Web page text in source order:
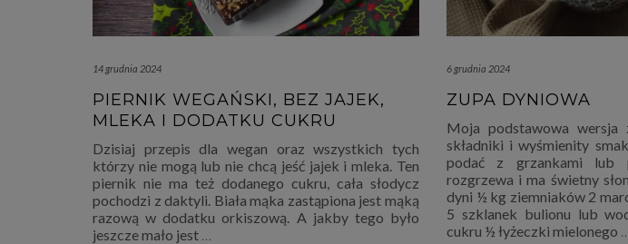
14 grudnia 2024
PIERNIK WEGAŃSKI, BEZ JAJEK,
MLEKA I DODATKU CUKRU
Dzisiaj przepis dla wegan oraz wszystkich tych
którzy nie mogą lub nie chcą jeść jajek i mleka. Ten
piernik nie ma też dodanego cukru, cała słodycz
pochodzi z daktyli. Biała mąka zastąpiona jest mąką
razową w dodatku orkiszową. A jakby tego było
jeszcze mało jest …
6 grudnia 2024
ZUPA DYNIOWA
Moja podstawowa wersja
składniki i wyśmienity
podać z grzankami lub
rozgrzewa i ma świetny
dyni ½ kg ziemniaków 2
5 szklanek bulionu lub
cukru ½ łyżeczki mielonego